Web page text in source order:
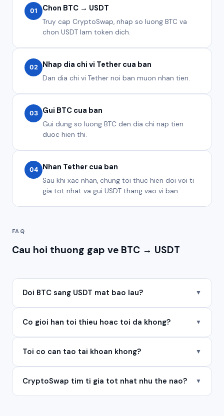
01 Chon BTC → USDT
Truy cap CryptoSwap, nhap so luong BTC va
chon USDT lam token dich.
02 Nhap dia chi vi Tether cua ban
Dan dia chi vi Tether noi ban muon nhan tien.
03 Gui BTC cua ban
Gui dung so luong BTC den dia chi nap tien
duoc hien thi.
04 Nhan Tether cua ban
Sau khi xac nhan, chung toi thuc hien doi voi ti
gia tot nhat va gui USDT thang vao vi ban.
FAQ
Cau hoi thuong gap ve BTC → USDT
Doi BTC sang USDT mat bao lau? ▼
Co gioi han toi thieu hoac toi da khong? ▼
Toi co can tao tai khoan khong? ▼
CryptoSwap tim ti gia tot nhat nhu the nao? ▼